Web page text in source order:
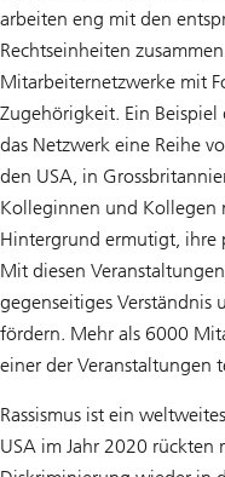
arbeiten eng mit den
Rechtseinheiten
Mitarbeiternetzwerke mit
Zugehörigkeit. Ein
das Netzwerk eine Reihe
den USA, in
Kolleginnen und Kollegen
Hintergrund ermutigt, ihre
Mit diesen
gegenseitiges Verständnis
fördern. Mehr als 6000
einer der Veranstaltungen
Rassismus ist ein
USA im Jahr 2020 rückten